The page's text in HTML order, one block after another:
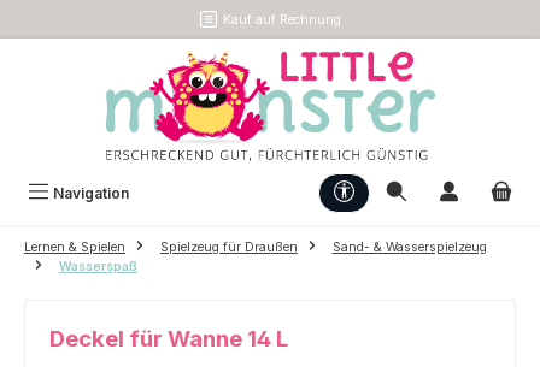
Kauf auf Rechnung
Navigation Werkzeugleiste anzeigen
Lernen & Spielen Spielzeug für Draußen
Sand- & Wasserspielzeug
Wasserspaß
Deckel für Wanne 14 L